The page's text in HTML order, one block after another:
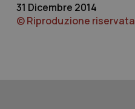
31 Dicembre 2014
© Riproduzione riservata